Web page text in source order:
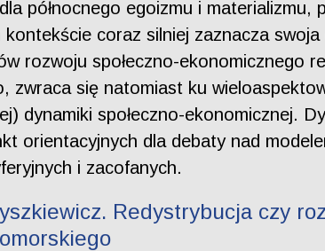
północnego egoizmu i
coraz silniej zaznacza
rozwoju społeczno-ekonomicznego
zwraca się natomiast ku
dynamiki społeczno-ekonomicznej.
orientacyjnych dla debaty nad
i zacofanych.
Redystrybucja czy